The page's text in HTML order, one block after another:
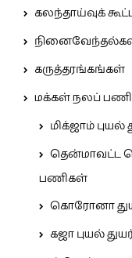
கலந்தாய்வுக்
கருத்தரங்கங்கள்
மக்கள் நலப்
மிக்ஜாம்
தென்மாவட்ட
பணிகள்
கொரோனா
கஜா புயல்